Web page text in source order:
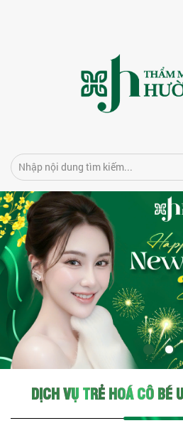
DỊCH VỤ TRẺ HOÁ CÔ BÉ